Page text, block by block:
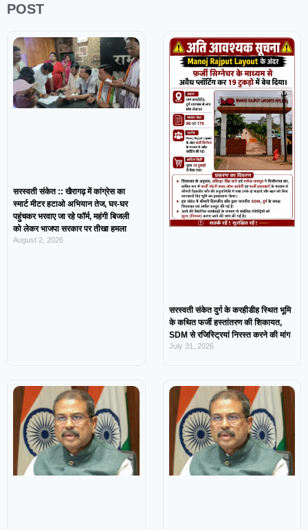
POST
सरस्वती संकेत :: खैरागढ़ में कांग्रेस का
स्मार्ट मीटर हटाओ अभियान तेज, घर-घर
पहुंचकर भरवाए जा रहे फॉर्म, महंगी बिजली
को लेकर भाजपा सरकार पर तीखा हमला
August 2, 2026
सरस्वती संकेत दुर्ग के करहीडीह स्थित भूमि
के कथित फर्जी हस्तांतरण की शिकायत,
SDM से रजिस्ट्रियां निरस्त करने की मांग
July 31, 2026